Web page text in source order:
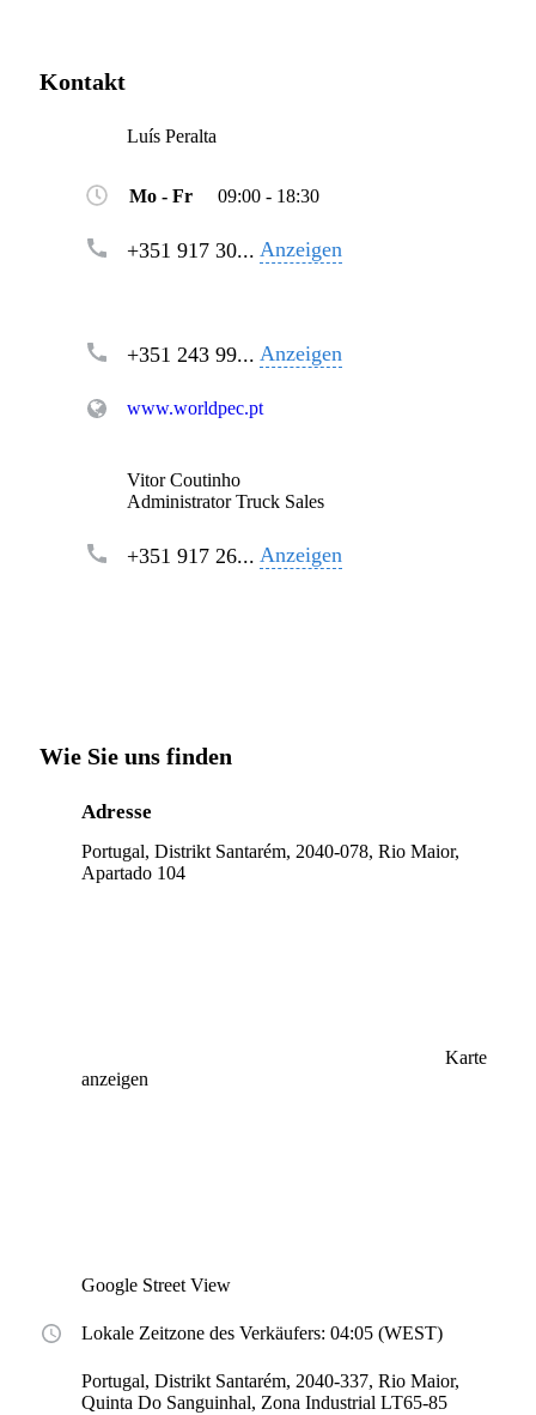
Kontakt
Luís Peralta
Mo - Fr 09:00 - 18:30
+351 917 30... Anzeigen
+351 243 99... Anzeigen
www.worldpec.pt
Vitor Coutinho
Administrator Truck Sales
+351 917 26... Anzeigen
Wie Sie uns finden
Adresse
Portugal, Distrikt Santarém, 2040-078, Rio Maior,
Apartado 104
Karte
anzeigen
Google Street View
Lokale Zeitzone des Verkäufers: 04:05 (WEST)
Portugal, Distrikt Santarém, 2040-337, Rio Maior,
Quinta Do Sanguinhal, Zona Industrial LT65-85